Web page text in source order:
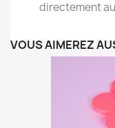
directement
VOUS AIMEREZ